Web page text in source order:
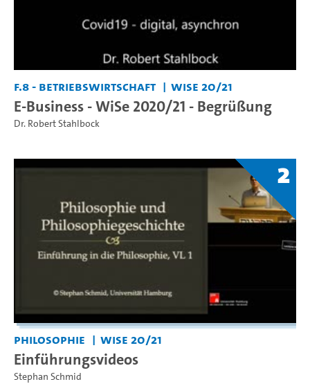
F.8 - Betriebswirtschaft WiSe 20/21
E-Business - WiSe 2020/21 - Begrüßung
Dr. Robert Stahlbock
2
Philosophie WiSe 20/21
Einführungsvideos
Stephan Schmid